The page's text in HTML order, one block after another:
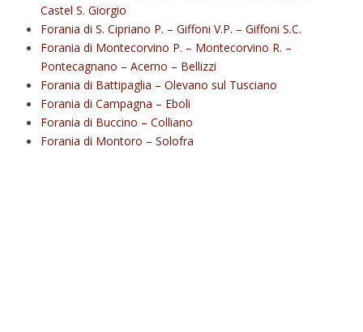
Castel S. Giorgio
Forania di S. Cipriano P. – Giffoni V.P. – Giffoni S.C.
Forania di Montecorvino P. – Montecorvino R. –
Pontecagnano – Acerno – Bellizzi
Forania di Battipaglia – Olevano sul Tusciano
Forania di Campagna – Eboli
Forania di Buccino – Colliano
Forania di Montoro – Solofra